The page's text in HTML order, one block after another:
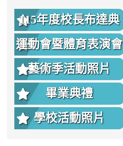
115年度校長布達典
禮照片
運動會暨體育表演會
照片
藝術季活動照片
畢業典禮
學校活動照片